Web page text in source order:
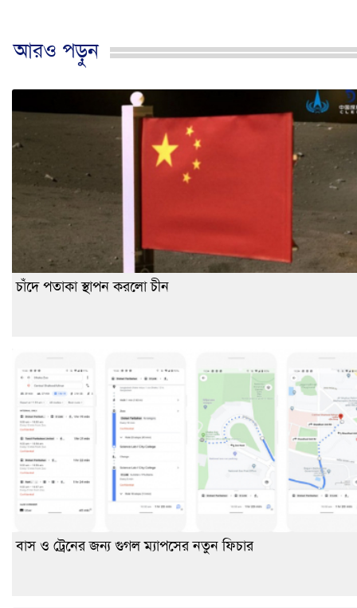
আরও পড়ুন
চাঁদে পতাকা স্থাপন করলো চীন
বাস ও ট্রেনের জন্য গুগল ম্যাপসের নতুন ফিচার